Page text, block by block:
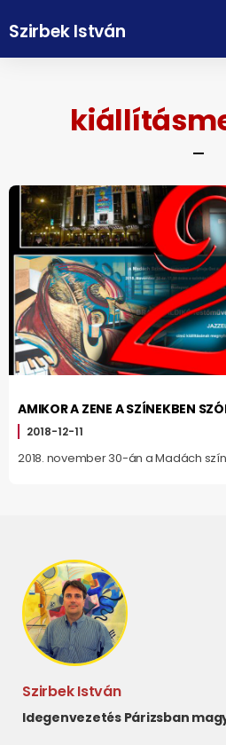
Szirbek István
AMIKOR A ZENE A SZÍNEKBEN
2018-12-11
2018. november 30-án a Madách
Szirbek István
Idegenvezetés Párizsban